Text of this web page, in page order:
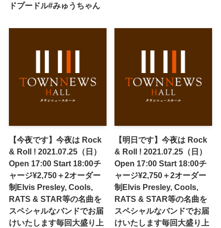
ドプードル#みゅうちゃん
【今夜です】今夜は Rock
& Roll ! 2021.07.25（日）
Open 17:00 Start 18:00チ
ャージ¥2,750＋2オーダー
制Elvis Presley, Cools,
RATS & STAR等の名曲を
スペシャルなバンドでお届
けいたします毎回大盛り上
【明日です】今夜は Rock
& Roll ! 2021.07.25（日）
Open 17:00 Start 18:00チ
ャージ¥2,750＋2オーダー
制Elvis Presley, Cools,
RATS & STAR等の名曲を
スペシャルなバンドでお届
けいたします毎回大盛り上